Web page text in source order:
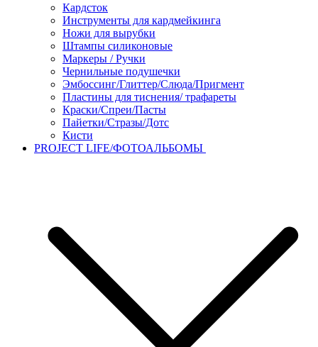
Кардсток
Инструменты для кардмейкинга
Ножи для вырубки
Штампы силиконовые
Маркеры / Ручки
Чернильные подушечки
Эмбоссинг/Глиттер/Слюда/Пригмент
Пластины для тиснения/ трафареты
Краски/Спреи/Пасты
Пайетки/Стразы/Дотс
Кисти
PROJECT LIFE/ФОТОАЛЬБОМЫ